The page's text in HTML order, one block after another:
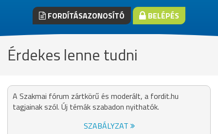
FORDÍTÁSAZONOSÍTÓ BELÉPÉS
Érdekes lenne tudni
A Szakmai fórum zártkörű és moderált, a fordit.hu
tagjainak szól. Új témák szabadon nyithatók.
SZABÁLYZAT